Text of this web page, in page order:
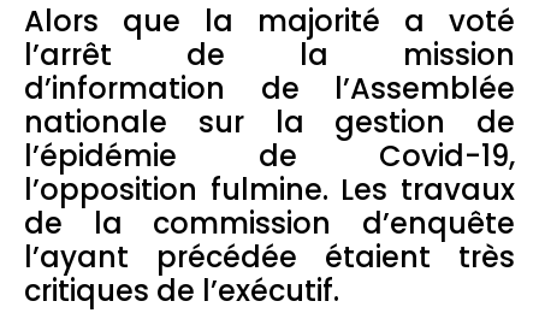
Alors que la majorité a voté
l’arrêt de la mission
d’information de l’Assemblée
nationale sur la gestion de
l’épidémie de Covid-19,
l’opposition fulmine. Les travaux
de la commission d’enquête
l’ayant précédée étaient très
critiques de l’exécutif.